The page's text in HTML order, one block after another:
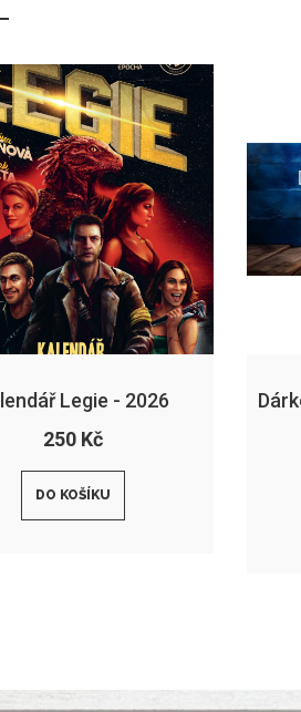
Legie - 2026
250 Kč
DO KOŠÍKU